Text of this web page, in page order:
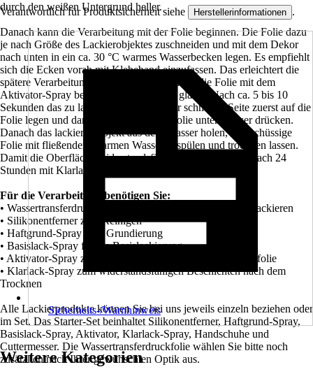
durch den weißen Untergrund heller.
Danach kann die Verarbeitung mit der Folie beginnen. Die Folie dazu
je nach Größe des Lackierobjektes zuschneiden und mit dem Dekor
nach unten in ein ca. 30 °C warmes Wasserbecken legen. Es empfiehlt
sich die Ecken vorab mit Klebeband einzufassen. Das erleichtert die
spätere Verarbeitung. Nach ca. 90 Sekunden die Folie mit dem
Aktivator-Spray besprühen bis die Folie glänzt. Nach ca. 5 bis 10
Sekunden das zu lackierende Teil mit der schmalen Seite zuerst auf die
Folie legen und dann komplett mit der Folie unter Wasser drücken.
Danach das lackierte Objekt aus dem Wasser holen, überschüssige
Folie mit fließendem warmen Wasser abspülen und trocknen lassen.
Damit die Oberfläche widerstandsfähig wird, das Objekt nach 24
Stunden mit Klarlack-Spray überziehen.
Für die Verarbeitung benötigen Sie:
• Wassertransferdruckfolie im gewünschten Design zum Lackieren
• Silikonentferner zum Reinigen
• Haftgrund-Spray zum Grundierung
• Basislack-Spray für die Basislackierung
• Aktivator-Spray zum Aktivieren der Wassertransferdruckfolie
• Klarlack-Spray zum widerstandsfähigen Beschichten nach dem
Trocknen
Alle Lackierprodukte können Sie bei uns jeweils einzeln beziehen oder
im Set. Das Starter-Set beinhaltet Silikonentferner, Haftgrund-Spray,
Basislack-Spray, Aktivator, Klarlack-Spray, Handschuhe und
Cuttermesser. Die Wassertransferdruckfolie wählen Sie bitte noch
zusätzlich nach Ihrer gewünschten Optik aus.
Verantwortlich für Produktsicherheit siehe Herstellerinformationen .
Sicherheits-/Warnhinweis
Weitere Kategorien